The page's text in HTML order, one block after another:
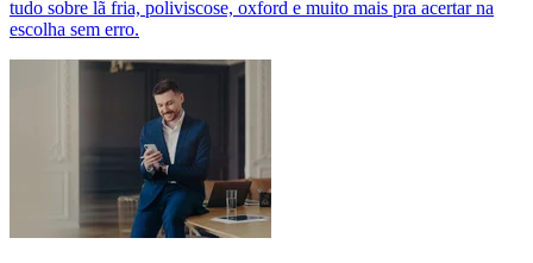
tudo sobre lã fria, poliviscose, oxford e muito mais pra acertar na
escolha sem erro.